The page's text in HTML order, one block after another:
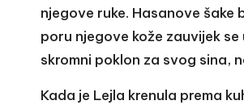
njegove ruke. Hasanove šake
poru njegove kože zauvijek
skromni poklon za svog sina,
Kada je Lejla krenula prema